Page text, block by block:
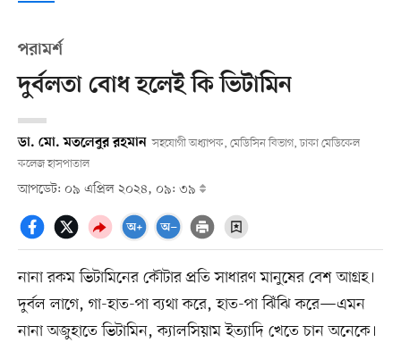
পরামর্শ
দুর্বলতা বোধ হলেই কি ভিটামিন
ডা. মো. মতলেবুর রহমান সহযোগী অধ্যাপক, মেডিসিন বিভাগ, ঢাকা মেডিকেল
কলেজ হাসপাতাল
আপডেট: ০৯ এপ্রিল ২০২৪, ০৯: ৩৯
নানা রকম ভিটামিনের কৌটার প্রতি সাধারণ মানুষের বেশ আগ্রহ।
দুর্বল লাগে, গা-হাত-পা ব্যথা করে, হাত-পা ঝিঁঝি করে—এমন
নানা অজুহাতে ভিটামিন, ক্যালসিয়াম ইত্যাদি খেতে চান অনেকে।